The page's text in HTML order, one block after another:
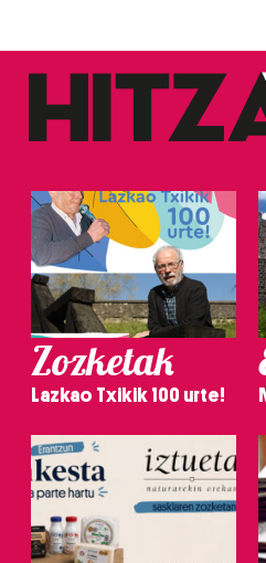
Zozketak
Lazkao Txikik 100 urte!